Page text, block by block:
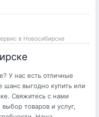
в Новосибирске
У нас есть отличные
шанс выгодно купить или
Свяжитесь с нами
товаров и услуг,